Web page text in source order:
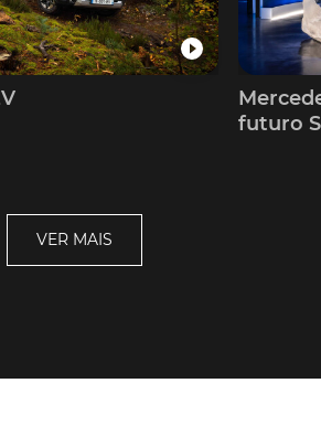
futuro
VER MAIS